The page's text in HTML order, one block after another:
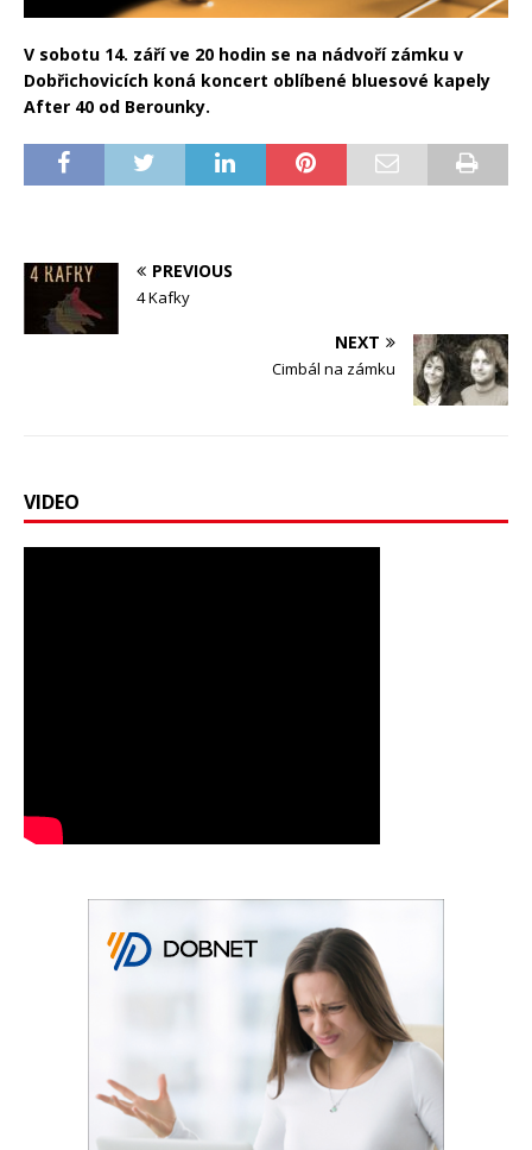
V sobotu 14. září ve 20 hodin se na nádvoří zámku v
Dobřichovicích koná koncert oblíbené bluesové kapely
After 40 od Berounky.
PREVIOUS
4 Kafky
NEXT
Cimbál na zámku
VIDEO